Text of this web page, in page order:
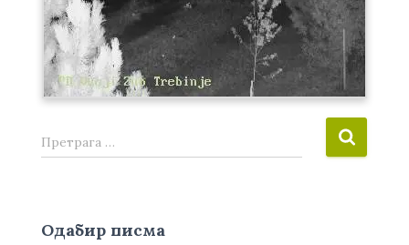
П
р
а
Претрага …
Одабир писма